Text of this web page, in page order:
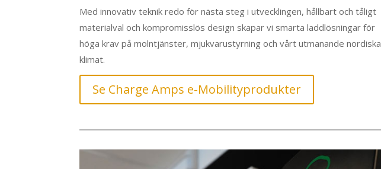
Med innovativ teknik redo för nästa steg i utvecklingen, hållbart och tåligt
materialval och kompromisslös design skapar vi smarta laddlösningar för
höga krav på molntjänster, mjukvarustyrning och vårt utmanande nordiska
klimat.
Se Charge Amps e-Mobilityprodukter